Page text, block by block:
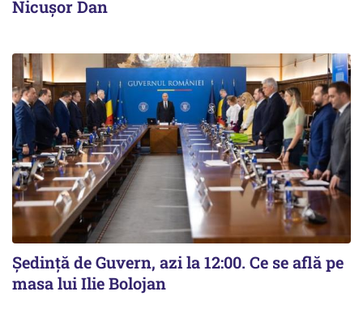
Nicușor Dan
Ședință de Guvern, azi la 12:00. Ce se află pe
masa lui Ilie Bolojan